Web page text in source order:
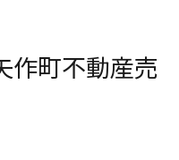
作町不動産売